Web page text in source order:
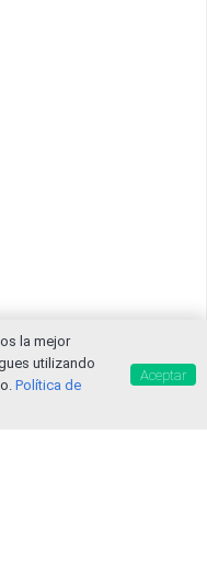
la mejor
utilizando
Política de
Aceptar